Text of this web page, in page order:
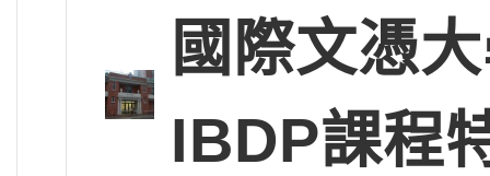
國際文憑
IBDP課程